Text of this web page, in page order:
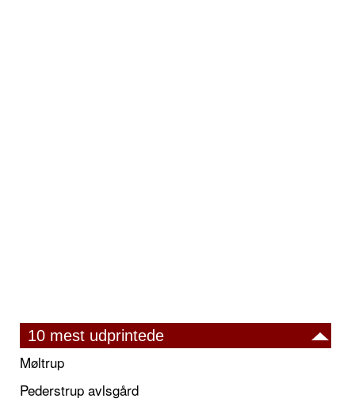
10 mest udprintede
Møltrup
Pederstrup avlsgård